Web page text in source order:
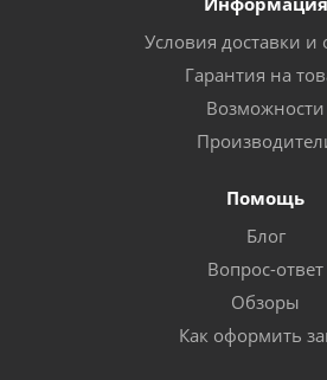
Условия доставки и
Гарантия на
Возможности
Помощь
Блог
Вопрос-ответ
Обзоры
Как оформить